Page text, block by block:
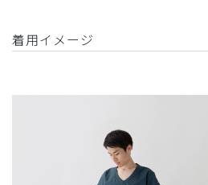
着用イメージ